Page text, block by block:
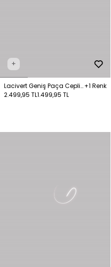
+
Lacivert Geniş Paça Cepli
Pantolon
+1 Renk
2.499,95 TL1.499,95 TL